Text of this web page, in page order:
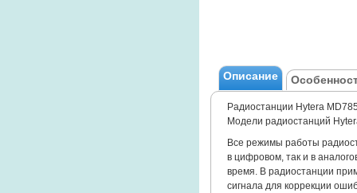
Описание
Радиостанции Hytera
Модели радиостанций
Все режимы работы
в цифровом, так и в
время. В радиостанции
сигнала для коррекции